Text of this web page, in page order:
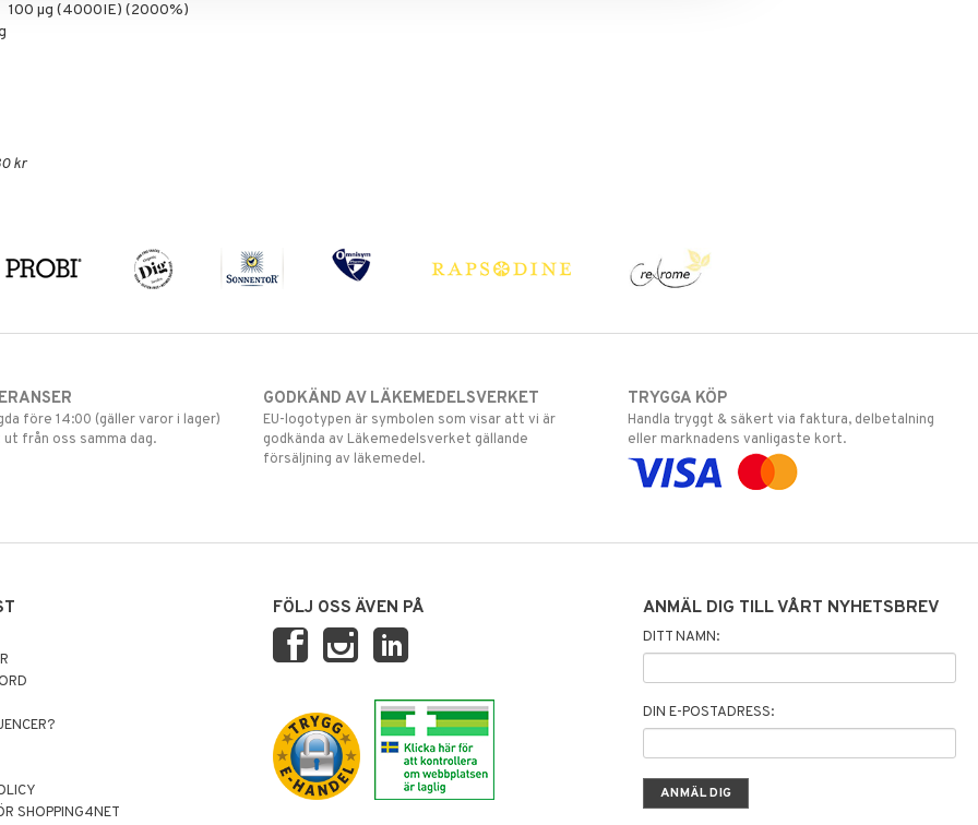
100 µg (4000IE) (2000%)
kr
före 14:00 (gäller varor i lager)
från oss samma dag.
GODKÄND AV LÄKEMEDELSVERKET
EU-logotypen är symbolen som visar att vi är
godkända av Läkemedelsverket gällande
försäljning av läkemedel.
TRYGGA KÖP
Handla tryggt & säkert via faktura, delbetalning
eller marknadens vanligaste kort.
SHOPPING4NET
FÖLJ OSS ÄVEN PÅ ANMÄL DIG TILL VÅRT NYHETSBREV
DITT NAMN:
DIN E-POSTADRESS: